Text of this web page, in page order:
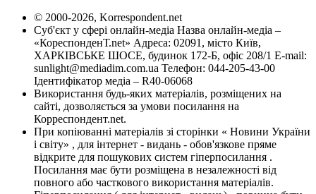
© 2000-2026, Korrespondent.net
Суб'єкт у сфері онлайн-медіа Назва онлайн-медіа –
«КореспонденТ.net» Адреса: 02091, місто Київ,
ХАРКІВСЬКЕ ШОСЕ, будинок 172-Б, офіс 208/1 E-mail:
sunlight@mediadim.com.ua Телефон: 044-205-43-00
Ідентифікатор медіа – R40-06068
Використання будь-яких матеріалів, розміщених на
сайті, дозволяється за умови посилання на
Корреспондент.net.
При копіюванні матеріалів зі сторінки « Новини України
і світу» , для інтернет - видань - обов'язкове пряме
відкрите для пошукових систем гіперпосилання .
Посилання має бути розміщена в незалежності від
повного або часткового використання матеріалів.